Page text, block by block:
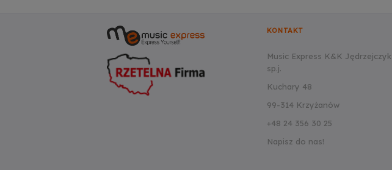
KONTAKT
Music Express K&K Jędrzejczyk
sp.j.
Kuchary 48
99-314 Krzyżanów
+48 24 356 30 25
Napisz do nas!